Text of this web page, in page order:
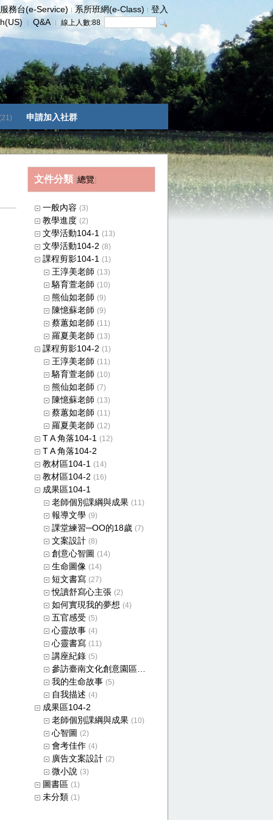
服務台(e-Service) 系所班網(e-Class)
登入
Q&A 線上人數:88
申請加入社群
文件分類 [總覽]
一般內容 (3)
教學進度 (2)
文學活動104-1 (13)
文學活動104-2 (8)
課程剪影104-1 (1)
王淳美老師 (13)
駱育萱老師 (10)
熊仙如老師 (9)
陳憶蘇老師 (9)
蔡蕙如老師 (11)
羅夏美老師 (13)
課程剪影104-2 (1)
王淳美老師 (11)
駱育萱老師 (10)
熊仙如老師 (7)
陳憶蘇老師 (13)
蔡蕙如老師 (11)
羅夏美老師 (12)
T A 角落104-1 (12)
T A 角落104-2
教材區104-1 (14)
教材區104-2 (16)
成果區104-1
老師個別課綱與成果 (11)
報導文學 (9)
課堂練習─OO的18歲 (7)
文案設計 (8)
創意心智圖 (14)
生命圖像 (14)
短文書寫 (27)
悅讀舒寫心主張 (2)
如何實現我的夢想 (4)
五官感受 (5)
心靈故事 (4)
心靈書寫 (11)
講座紀錄 (5)
參訪臺南文化創意園區成果
我的生命故事 (5)
自我描述 (4)
成果區104-2
老師個別課綱與成果 (10)
心智圖 (2)
會考佳作 (4)
廣告文案設計 (2)
微小說 (3)
圖書區 (1)
未分類 (1)